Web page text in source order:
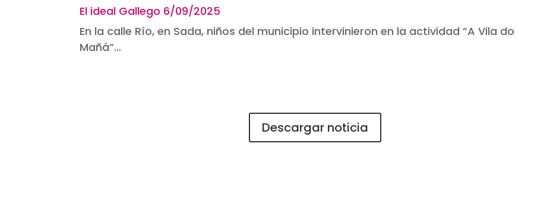
El ideal Gallego 6/09/2025
En la calle Río, en Sada, niños del municipio intervinieron en la actividad “A Vila do
Mañá”…
Descargar noticia